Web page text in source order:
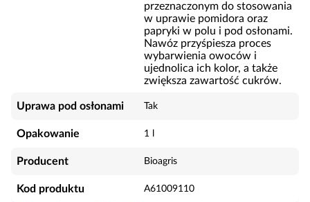
przeznaczonym do stosowania
w uprawie pomidora oraz
papryki w polu i pod osłonami.
Nawóz przyśpiesza proces
wybarwienia owoców i
ujednolica ich kolor, a także
zwiększa zawartość cukrów.
Uprawa pod osłonami Tak
Opakowanie 1 l
Producent Bioagris
Kod produktu A61009110